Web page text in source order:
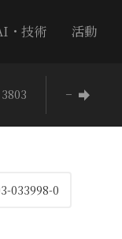
・技術 活動
−
033998-0